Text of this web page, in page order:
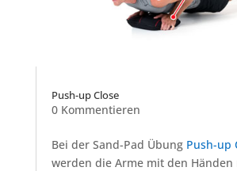
Push-up Close
0 Kommentieren
Bei der Sand-Pad Übung Push-up
werden die Arme mit den Händen